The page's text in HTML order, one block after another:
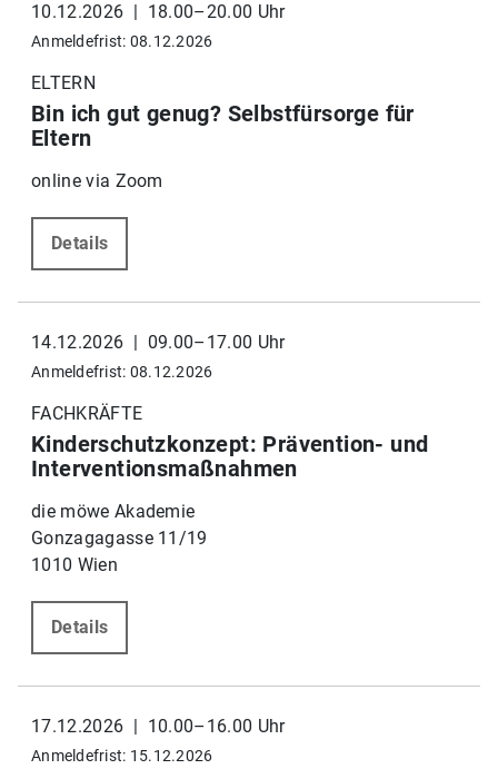
10.12.2026 | 18.00–20.00 Uhr
Anmeldefrist: 08.12.2026
ELTERN
Bin ich gut genug? Selbstfürsorge für
Eltern
online via Zoom
Details
14.12.2026 | 09.00–17.00 Uhr
Anmeldefrist: 08.12.2026
FACHKRÄFTE
Kinderschutzkonzept: Prävention- und
Interventionsmaßnahmen
die möwe Akademie
Gonzagagasse 11/19
1010 Wien
Details
17.12.2026 | 10.00–16.00 Uhr
Anmeldefrist: 15.12.2026